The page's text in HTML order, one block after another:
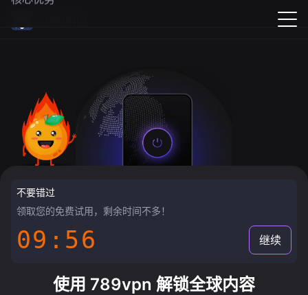
不要错过
领取您的免费试用，剩余时间不多！
09:55 继续
使用 789vpn 解锁全球内容